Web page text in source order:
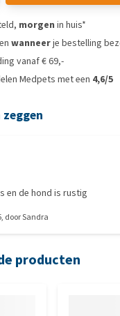
morgen in huis*
en wanneerje bestelling
vanaf € 69,-
Medpets met een 4,6/5
en de hond is rustig
, doorSandra
producten